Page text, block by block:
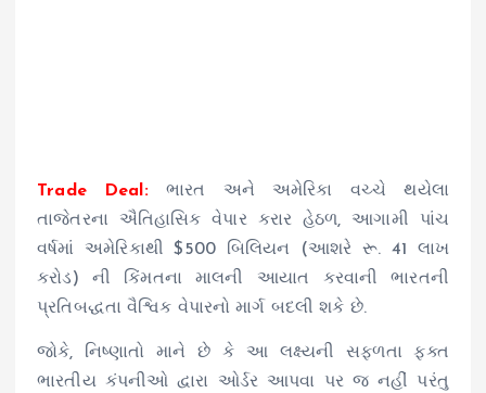
Trade Deal:
ભારત અને અમેરિકા વચ્ચે થયેલા
તાજેતરના ઐતિહાસિક વેપાર કરાર હેઠળ, આગામી પાંચ
વર્ષમાં અમેરિકાથી $500 બિલિયન (આશરે રૂ. 41 લાખ
કરોડ) ની કિંમતના માલની આયાત કરવાની ભારતની
પ્રતિબદ્ધતા વૈશ્વિક વેપારનો માર્ગ બદલી શકે છે.
જોકે, નિષ્ણાતો માને છે કે આ લક્ષ્યની સફળતા ફક્ત
ભારતીય કંપનીઓ દ્વારા ઓર્ડર આપવા પર જ નહીં પરંતુ